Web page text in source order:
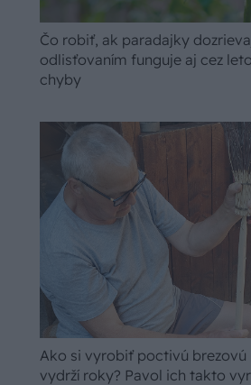
Čo robiť, ak paradajky
odlisťovaním funguje aj cez
chyby
Ako si vyrobiť poctivú brezovú
vydrží roky? Pavol ich takto